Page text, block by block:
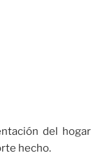
del hogar
hecho.